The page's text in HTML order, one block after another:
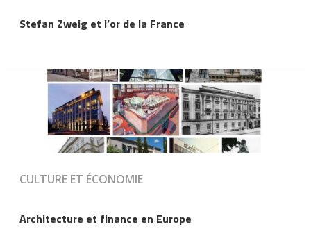
Stefan Zweig et l’or de la France
CULTURE ET ÉCONOMIE
Architecture et finance en Europe